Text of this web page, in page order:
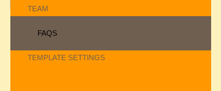
TEAM
FAQS
TEMPLATE SETTINGS